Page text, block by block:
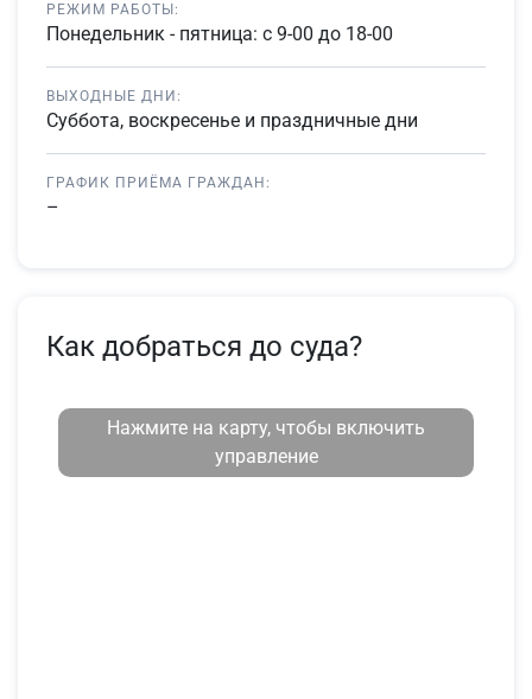
РЕЖИМ РАБОТЫ:
Понедельник - пятница: с 9-00 до 18-00
ВЫХОДНЫЕ ДНИ:
Суббота, воскресенье и праздничные дни
ГРАФИК ПРИЁМА ГРАЖДАН:
–
Как добраться до суда?
Нажмите на карту, чтобы включить
управление